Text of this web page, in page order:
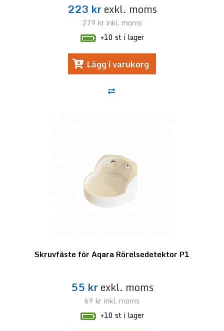
223 krexkl. moms
279 krinkl. moms
+10 st i lager
Lägg i varukorg
Skruvfäste för Aqara Rörelsedetektor P1
55 krexkl. moms
69 kr inkl. moms
+10 st i lager